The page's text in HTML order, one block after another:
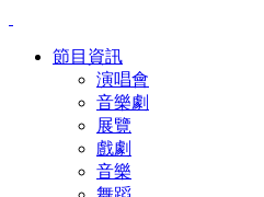
節目資訊
演唱會
音樂劇
展覽
戲劇
音樂